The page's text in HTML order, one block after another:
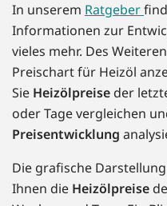
In unserem Ratgeber
Informationen zur
vieles mehr. Des
Preischart für Heizöl
Sie Heizölpreise der
oder Tage vergleichen
Preisentwicklung
Die grafische
Ihnen die Heizölpreise